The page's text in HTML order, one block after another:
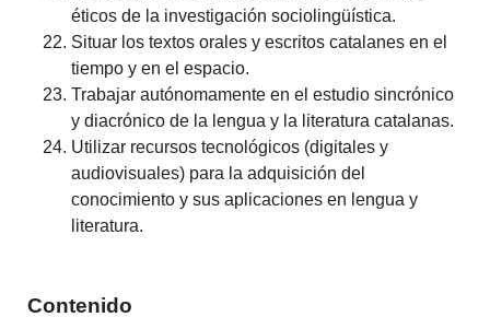
éticos de la investigación sociolingüística.
Situar los textos orales y escritos catalanes en el
tiempo y en el espacio.
Trabajar autónomamente en el estudio sincrónico
y diacrónico de la lengua y la literatura catalanas.
Utilizar recursos tecnológicos (digitales y
audiovisuales) para la adquisición del
conocimiento y sus aplicaciones en lengua y
literatura.
Contenido